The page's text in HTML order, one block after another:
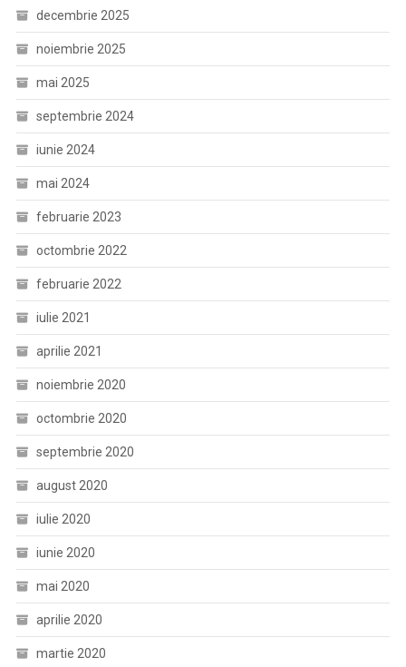
decembrie 2025
noiembrie 2025
mai 2025
septembrie 2024
iunie 2024
mai 2024
februarie 2023
octombrie 2022
februarie 2022
iulie 2021
aprilie 2021
noiembrie 2020
octombrie 2020
septembrie 2020
august 2020
iulie 2020
iunie 2020
mai 2020
aprilie 2020
martie 2020